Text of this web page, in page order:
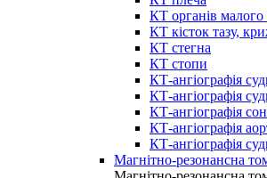
КТ органів
КТ кісток тазу,
КТ стегна
КТ стопи
КТ-ангіографія
КТ-ангіографія
КТ-ангіографія
КТ-ангіографія
КТ-ангіографія
Магнітно-резонансна